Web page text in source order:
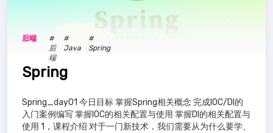
后端
#
后
端
#
Java
#
Spring
Spring
Spring_day01 今日目标 掌握Spring相关概念 完成IOC/DI的
入门案例编写 掌握IOC的相关配置与使用 掌握DI的相关配置与
使用 1，课程介绍 对于一门新技术，我们需要从为什么要学、